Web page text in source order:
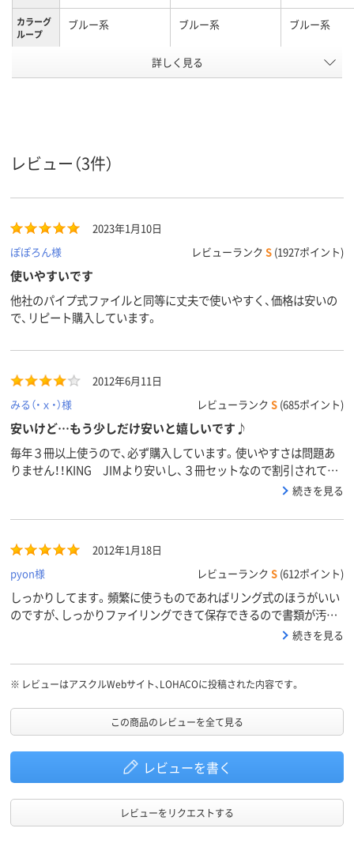
カラーグ
ループ
ブルー系 ブルー系 ブルー系
50mm50mm 50mm50mm
開き方 両開き
商品環境
詳しく見る
レビュー（3件）
2023年1月10日
ぽぽろん様
レビューランク S (1927ポイント)
使いやすいです
他社のパイプ式ファイルと同等に丈夫で使いやすく、価格は安いの
で、リピート購入しています。
2012年6月11日
みる（・ｘ・）様
レビューランク S (685ポイント)
安いけど…もう少しだけ安いと嬉しいです♪
毎年３冊以上使うので、必ず購入しています。使いやすさは問題あ
りません！！KING JIMより安いし、３冊セットなので割引されてる
続きを見る
2012年1月18日
pyon様
レビューランク S (612ポイント)
しっかりしてます。頻繁に使うものであればリング式のほうがいい
のですが、しっかりファイリングできて保存できるので書類が汚れ
ません。棚に整理しても倒れたりせずほど良い重さがあるのでそこ
続きを見る
※ レビューはアスクルWebサイト、LOHACOに投稿された内容です。
この商品のレビューを全て見る
レビューを書く
レビューをリクエストする